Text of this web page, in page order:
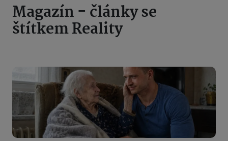
Magazín - články se
štítkem Reality